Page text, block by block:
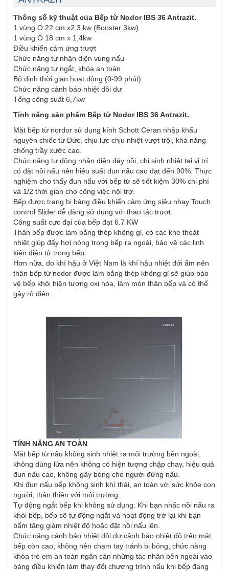
Thông số kỹ thuật của Bếp từ NodorIBS 36 Antrazit.
1 vùng O 22 cm x2,3 kw (Booster 3kw)
1 vùng O 18 cm x 1,4kw
Điều khiển cảm ứng trượt
Chức năng tự nhận diện vùng nấu
Chức năng tự ngắt, khóa an toàn
Bộ định thời gian hoạt động (0-99 phút)
Chức năng cảnh báo nhiệt dôi dư
Tổng công suất 6,7kw
Tính năng sản phẩm Bếp từ Nodor IBS 36 Antrazit.
Mặt bếp từ nordor sử dụng kính Schott Ceran nhập khẩu
nguyên chiếc từ Đức, chịu lực chịu nhiệt vượt trội, khả năng
chống trầy xước cao.
Chức năng tự động nhận diện đáy nồi, chỉ sinh nhiệt tại vị trí
có đặt nồi nấu nên hiệu suất đun nấu cao đạt đến 90%. Thực
nghiệm cho thấy đun nấu với bếp từ sẽ tiết kiệm 30% chi phí
và 1/2 thời gian cho công việc nội trợ.
Bếp được trang bị bảng điều khiển cảm ứng siêu nhạy Touch
control Slider dễ dàng sử dụng với thao tác trượt.
Công suất cực đại của bếp đạt 6.7 KW
Thân bếp được làm bằng thép không gỉ, có các khe thoát
nhiệt giúp đẩy hơi nóng trong bếp ra ngoài, bảo vệ các linh
kiện điện tử trong bếp.
Hơn nữa, do khí hậu ở Việt Nam là khí hậu nhiệt đới ẩm nên
thân bếp từ nodor được làm bằng thép không gỉ sẽ giúp bảo
vệ bếp khỏi hiện tượng oxi hóa, làm mòn thân bếp và có thể
gây rò điện.
TÍNH NĂNG AN TOÀN
Mặt bếp từ nấu không sinh nhiệt ra môi trường bên ngoài,
không dùng lửa nên không có hiện tượng chập chay, hiệu quả
đun nấu cao, không gây bỏng cho người đứng nấu.
Khi đun nấu bếp không sinh khí thải, an toàn với sức khỏe con
người, thân thiện với môi trường.
Tự động ngắt bếp khi không sử dụng: Khi bạn nhấc nồi nấu ra
khỏi bếp, bếp sẽ tự động ngắt và hoạt động trở lại khi bạn
bấm tăng giảm nhiệt độ hoặc đặt nồi nấu lên.
Chức năng cảnh báo nhiệt dôi dư cảnh báo nhiệt độ trên mặt
bếp còn cao, không nên chạm tay tránh bị bỏng, chức năng
khóa trẻ em an toàn ngăn cản những tác nhân bên ngoài vào
bảng điều khiển làm thay đổi chương trình nấu khi bếp đang